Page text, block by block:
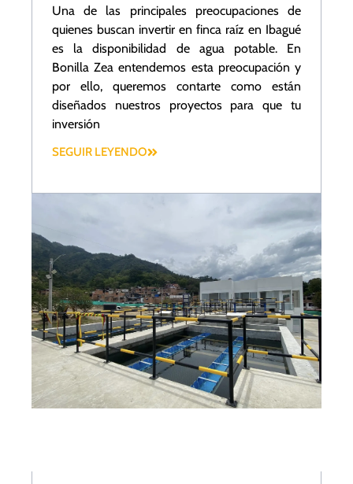
Una de las principales preocupaciones de
quienes buscan invertir en finca raíz en Ibagué
es la disponibilidad de agua potable. En
Bonilla Zea entendemos esta preocupación y
por ello, queremos contarte como están
diseñados nuestros proyectos para que tu
inversión
SEGUIR LEYENDO